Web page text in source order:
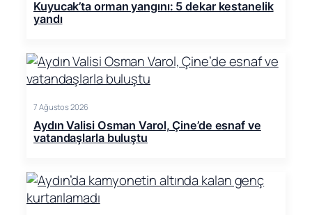
Kuyucak’ta orman yangını: 5 dekar kestanelik
yandı
7 Ağustos 2026
Aydın Valisi Osman Varol, Çine’de esnaf ve
vatandaşlarla buluştu